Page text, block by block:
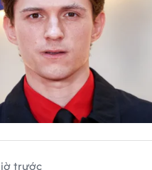
trước